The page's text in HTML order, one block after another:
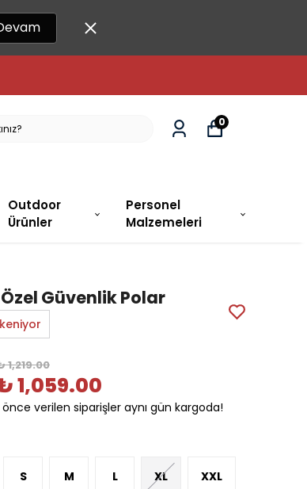
AYNI GÜN KARGODA!
Outdoor
Ürünler
Personel
Malzemeleri
0
Güvenlik Polar
1,219.00
1,059.00
önce verilen siparişler aynı gün kargoda!
S M L XL XXL